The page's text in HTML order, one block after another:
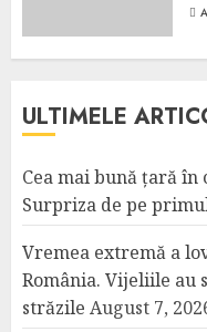
ULTIMELE
Cea mai bună țară în
Surpriza de pe
Vremea extremă a
România. Vijeliile au
străzile August 7,